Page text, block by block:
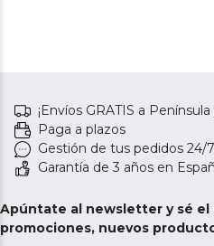
¡Envíos GRATIS a Península
Paga a plazos
Gestión de tus pedidos 24/7
Garantía de 3 años en
Apúntate al newsletter y sé
promociones, nuevos